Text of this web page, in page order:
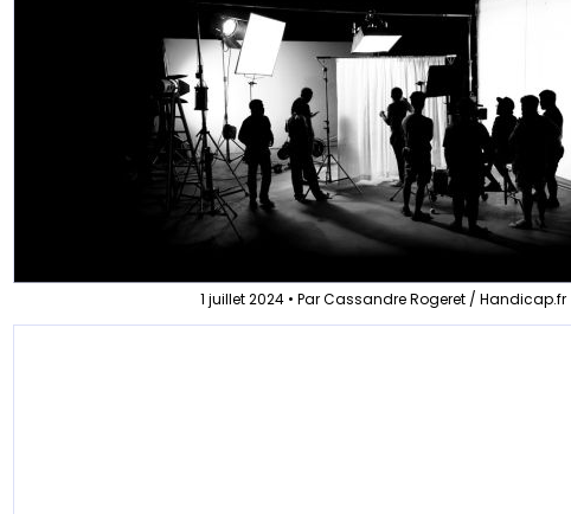
1 juillet 2024 • Par Cassandre Rogeret / Handicap.fr